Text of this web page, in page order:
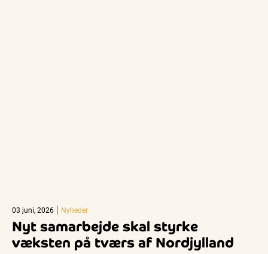
03 juni, 2026 Nyheder
Nyt samarbejde skal styrke
væksten på tværs af Nordjylland